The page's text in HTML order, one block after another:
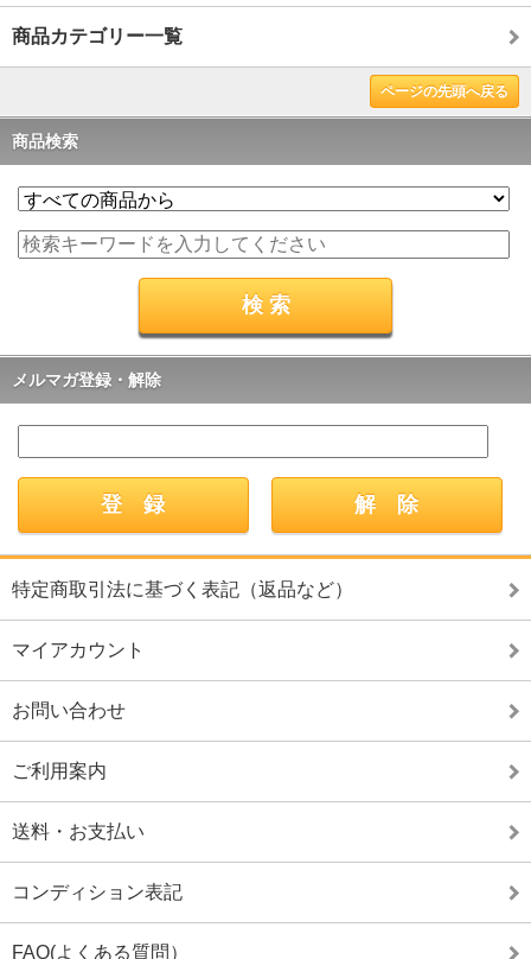
商品カテゴリー一覧
ページの先頭へ戻る
商品検索
メルマガ登録・解除
特定商取引法に基づく表記（返品など）
マイアカウント
お問い合わせ
ご利用案内
送料・お支払い
コンディション表記
FAQ(よくある質問）